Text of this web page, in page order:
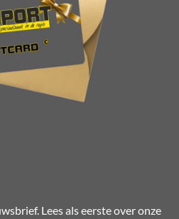
Lees als eerste over onze